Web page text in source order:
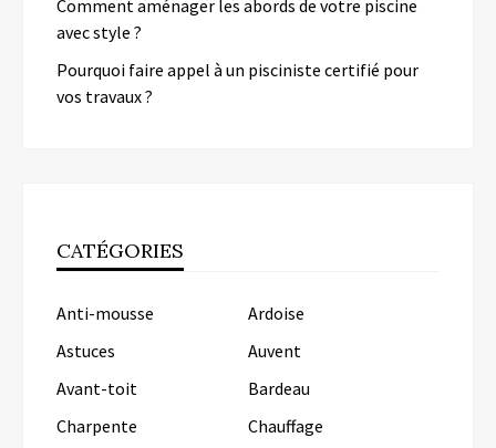
Comment aménager les abords de votre piscine
avec style ?
Pourquoi faire appel à un pisciniste certifié pour
vos travaux ?
CATÉGORIES
Anti-mousse
Ardoise
Astuces
Auvent
Avant-toit
Bardeau
Charpente
Chauffage